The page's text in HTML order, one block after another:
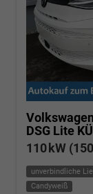
DSG Lite
110 kW
unverbindliche
Candyweiß